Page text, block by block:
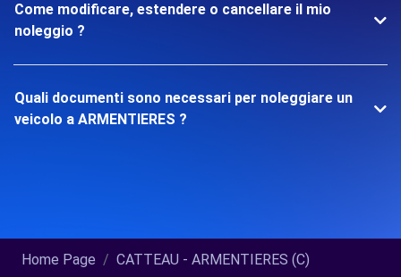
Come modificare, estendere o cancellare il mio
noleggio ?
Quali documenti sono necessari per noleggiare un
veicolo a ARMENTIERES ?
Home Page CATTEAU - ARMENTIERES (C)